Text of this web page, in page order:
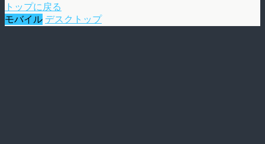
トップに戻る
モバイル デスクトップ